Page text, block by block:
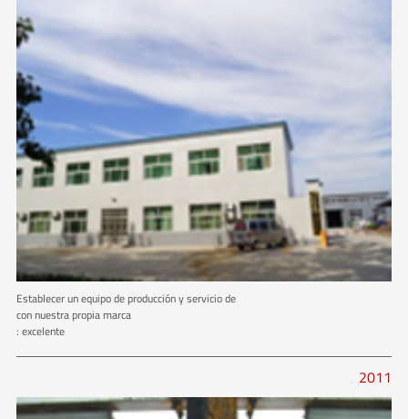
Establecer un equipo de producción y servicio de
con nuestra propia marca
: excelente
2011